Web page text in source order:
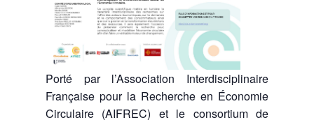
Porté par l’Association Interdisciplinaire
Française pour la Recherche en Économie
Circulaire (AIFREC) et le consortium de